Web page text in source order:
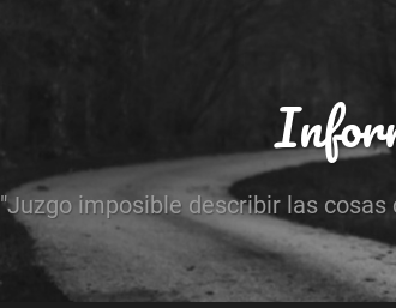
"Juzgo imposible describir las